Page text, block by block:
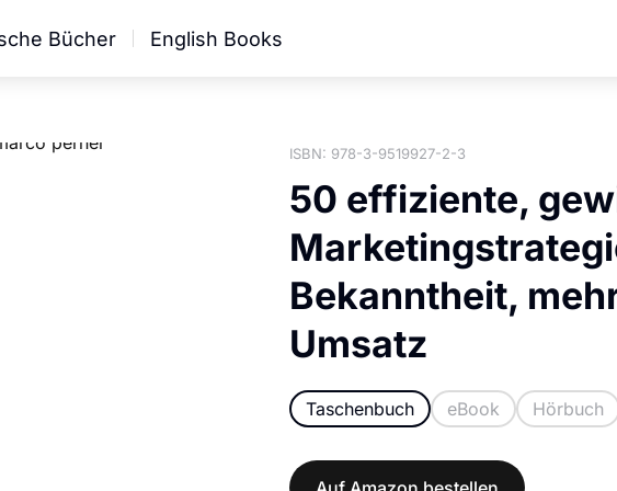
Bücher English Books
ISBN: 978-3-9519927-2-3
50 effiziente,
Bekanntheit,
Umsatz
Taschenbuch eBook Hörbuch